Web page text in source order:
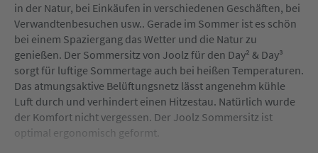
in der Natur, bei Einkäufen in verschiedenen Geschäften, bei
Verwandtenbesuchen usw.. Gerade im Sommer ist es schön
bei einem Spaziergang das Wetter und die Natur zu
genießen. Der Sommersitz von Joolz für den Day² & Day³
sorgt für luftige Sommertage auch bei heißen Temperaturen.
Das atmungsaktive Belüftungsnetz lässt angenehm kühle
Luft durch und verhindert einen Hitzestau. Natürlich wurde
der Komfort nicht vergessen. Der Joolz Sommersitz ist
optimal ergonomisch geformt.